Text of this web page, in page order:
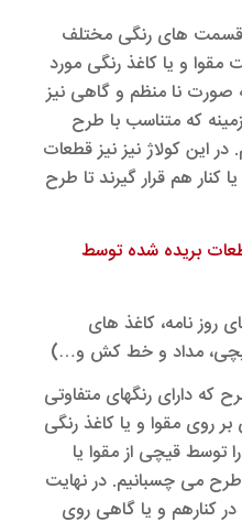
قسمت های رنگی مختلف
و یا کاغذ رنگی مورد
صورت نا منظم و گاهی نیز
که متناسب با طرح
این کولاژ نیز نیز قطعات
هم قرار گیرند تا طرح
قطعات بریده شده توسط
روز نامه، کاغذ های
مداد و خط کش و…)
که دارای رنگهای متفاوتی
روی مقوا و یا کاغذ رنگی
توسط قیچی از مقوا یا
می چسبانیم. در نهایت
کنارهم و یا گاهی روی